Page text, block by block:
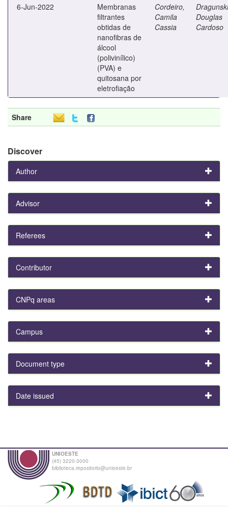
6-Jun-2022
Membranas
filtrantes
obtidas de
nanofibras de
álcool
(polivinílico)
(PVA) e
quitosana por
eletrofiação
Cordeiro,
Camila
Cassia
Douglas
Cardoso
Share
Discover
Author
Advisor
Referees
Contributor
CNPq areas
Campus
Document type
Date issued
UNIOESTE
(45) 3220-3000
biblioteca.repositorio@unioeste.br